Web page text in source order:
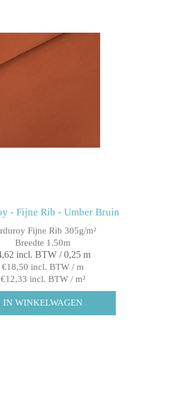
- Fijne Rib - Umber Bruin
Fijne Rib 305g/m²
Breedte 1.50m
incl. BTW / 0,25 m
€18,50 incl. BTW / m
€12,33 incl. BTW / m²